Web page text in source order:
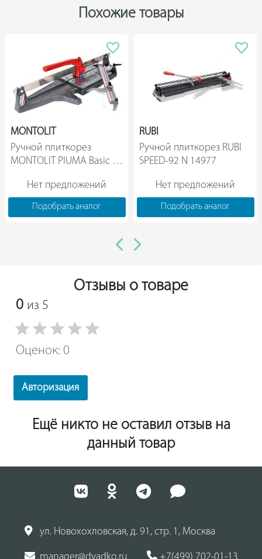
Похожие товары
MONTOLIT
Ручной плиткорез
MONTOLIT PIUMA Basic
Нет предложений
Подобрать аналог
RUBI
Ручной плиткорез RUBI
Нет предложений
Подобрать аналог
Отзывы о товаре
0 из 5
Оценок: 0
Авторизация
Ещё никто не оставил отзыв на
данный товар
ул. Новохохловская, д. 91, стр. 1, Москва